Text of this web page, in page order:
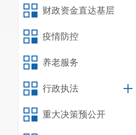
财政资金直达基层
疫情防控
养老服务
行政执法
重大决策预公开